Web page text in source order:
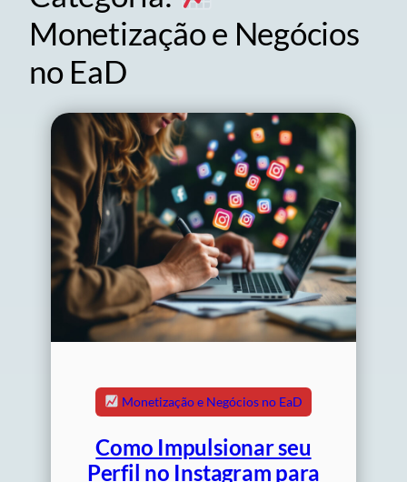
Monetização e Negócios
no EaD
Monetização e Negócios no EaD
Como Impulsionar seu
Perfil no Instagram para